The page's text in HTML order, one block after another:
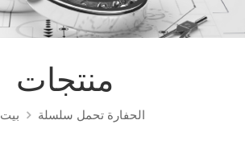
منتجات
بيت الحفارة تحمل سلسلة